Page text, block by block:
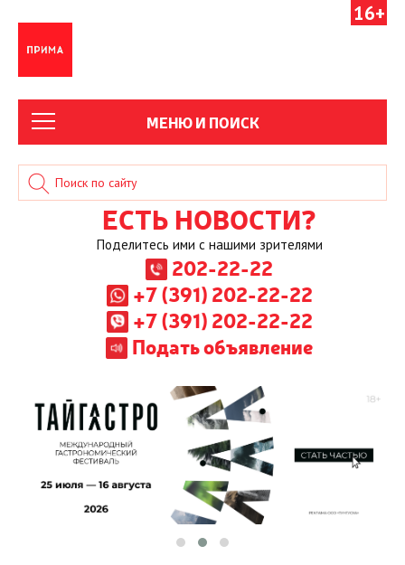
16+
МЕНЮ И ПОИСК
ЕСТЬ НОВОСТИ?
Поделитесь ими с нашими зрителями
202-22-22
+7 (391) 202-22-22
+7 (391) 202-22-22
Подать объявление